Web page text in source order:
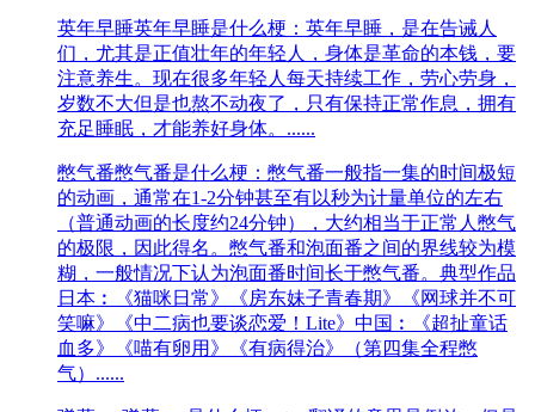
英年早睡英年早睡是什么梗：英年早睡，是在告诫人
们，尤其是正值壮年的年轻人，身体是革命的本钱，要
注意养生。现在很多年轻人每天持续工作，劳心劳身，
岁数不大但是也熬不动夜了，只有保持正常作息，拥有
充足睡眠，才能养好身体。......
憋气番憋气番是什么梗：憋气番一般指一集的时间极短
的动画，通常在1-2分钟甚至有以秒为计量单位的左右
（普通动画的长度约24分钟），大约相当于正常人憋气
的极限，因此得名。憋气番和泡面番之间的界线较为模
糊，一般情况下认为泡面番时间长于憋气番。典型作品
日本︰《猫咪日常》《房东妹子青春期》《网球并不可
笑嘛》《中二病也要谈恋爱！Lite》中国︰《超扯童话
血多》《喵有卵用》《有病得治》（第四集全程憋
气）......